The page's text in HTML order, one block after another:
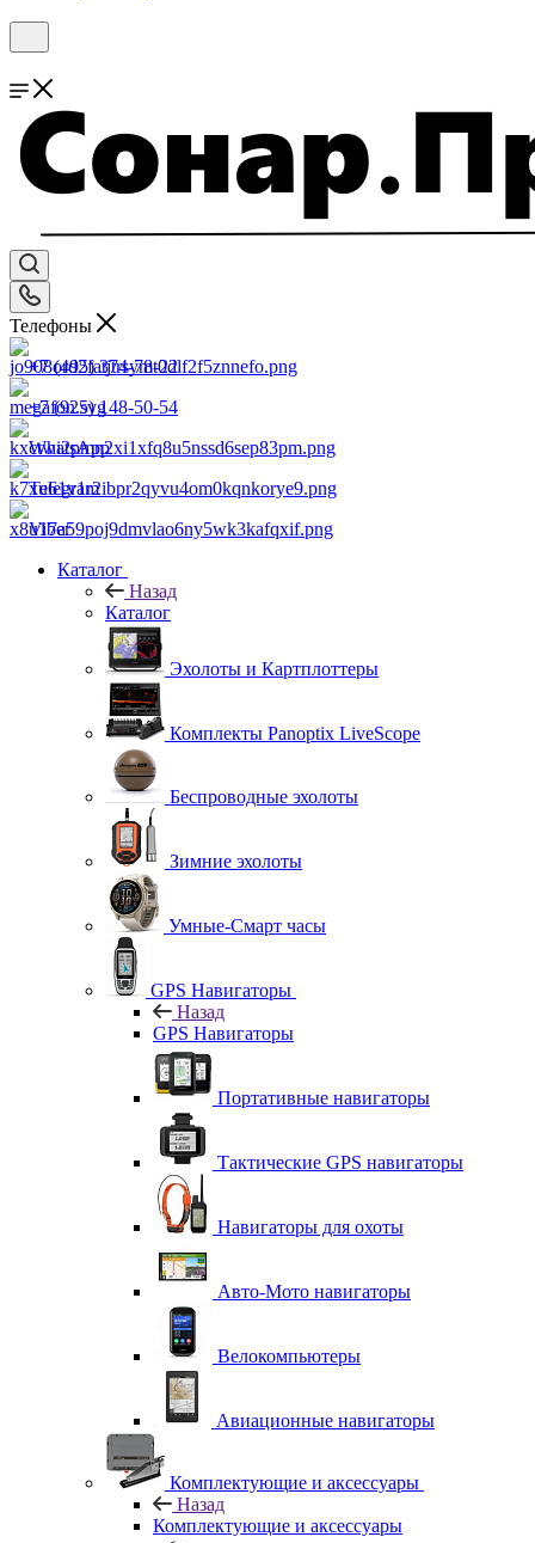
Телефоны
+7 (495) 374-78-22
+7 (925) 148-50-54
WhatsApp
Telegram
Viber
Каталог
Назад
Каталог
Эхолоты и Картплоттеры
Комплекты Panoptix LiveScope
Беспроводные эхолоты
Зимние эхолоты
Умные-Смарт часы
GPS Навигаторы
Назад
GPS Навигаторы
Портативные навигаторы
Тактические GPS навигаторы
Навигаторы для охоты
Авто-Мото навигаторы
Велокомпьютеры
Авиационные навигаторы
Комплектующие и аксессуары
Назад
Комплектующие и аксессуары